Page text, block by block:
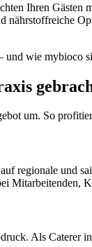
Ihren Gästen
wie
um. So
regionale und
Mitarbeitenden,
Als